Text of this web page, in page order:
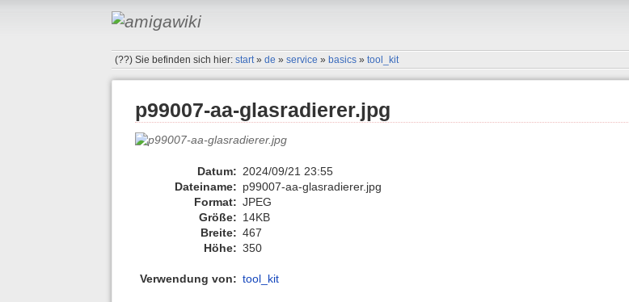
(??)Sie befinden sich hier:start »de »service »basics »tool_kit
p99007-aa-glasradierer.jpg
Datum: 2024/09/21 23:55
Dateiname: p99007-aa-glasradierer.jpg
Format: JPEG
Größe: 14KB
Breite: 467
Höhe: 350
Verwendung von: tool_kit